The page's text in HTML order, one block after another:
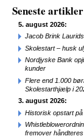
Seneste artikler
5. august 2026:
Jacob Brink
Skolestart – husk
Nordjyske Bank
kunder
Flere end 1.000
Skolestarthjælp i
3. august 2026:
Historisk opstart
fremover